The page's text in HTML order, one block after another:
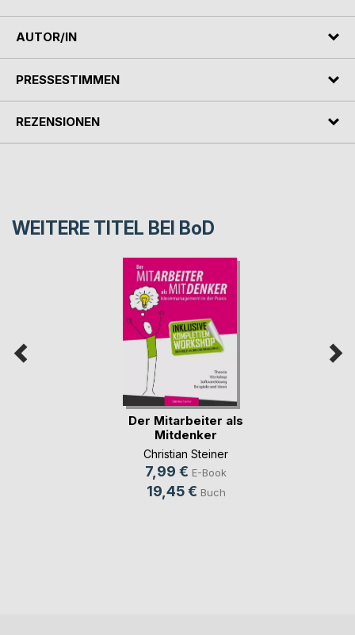
AUTOR/IN
PRESSESTIMMEN
REZENSIONEN
WEITERE TITEL BEI BoD
Der Mitarbeiter als
Mitdenker
Christian Steiner
7,99 € E-Book
19,45 € Buch